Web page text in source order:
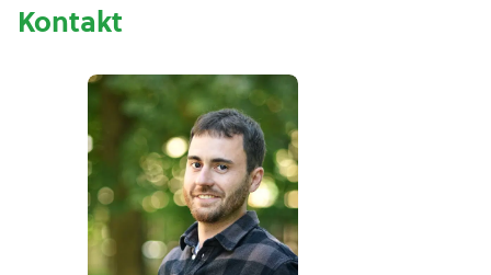
Kontakt